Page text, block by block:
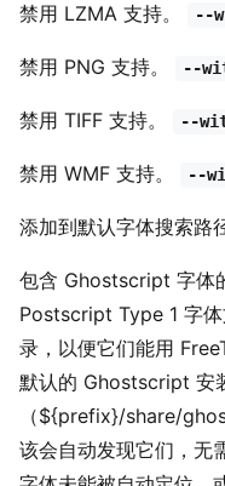
禁用 LZMA 支持。 --
禁用 PNG 支持。 --
禁用 TIFF 支持。 --
禁用 WMF 支持。 --
添加到默认字体搜索路
包含 Ghostscript 字体
Postscript Type 1 字
录，以便它们能用
默认的 Ghostscript 安
（${prefix}/share/
该会自动发现它们，无